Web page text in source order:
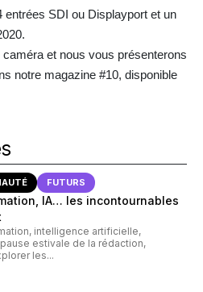
entrées SDI ou Displayport et un
et nous vous présenterons
notre magazine #10, disponible
FUTURS
IA… les incontournables
intelligence artificielle,
estivale de la rédaction,
les...